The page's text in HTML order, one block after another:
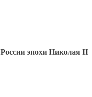
эпохи Николая II